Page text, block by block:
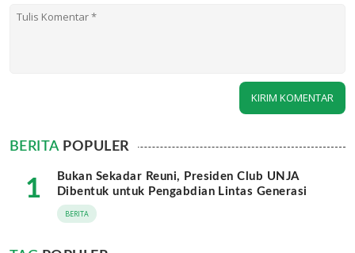
BERITAPOPULER
1
Bukan Sekadar Reuni, Presiden Club UNJA
Dibentuk untuk Pengabdian Lintas Generasi
BERITA